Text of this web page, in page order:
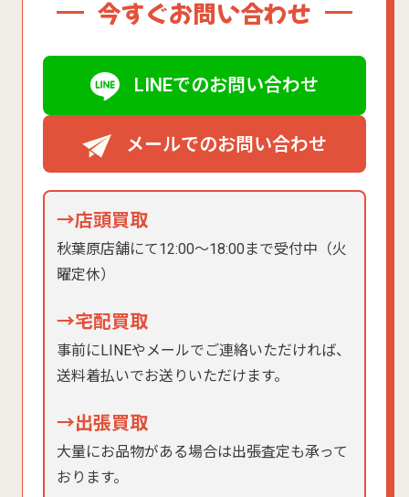
今すぐお問い合わせ
LINEでのお問い合わせ
メールでのお問い合わせ
→店頭買取
秋葉原店舗にて12:00〜18:00まで受付中（火
曜定休）
→宅配買取
事前にLINEやメールでご連絡いただければ、
送料着払いでお送りいただけます。
→出張買取
大量にお品物がある場合は出張査定も承って
おります。